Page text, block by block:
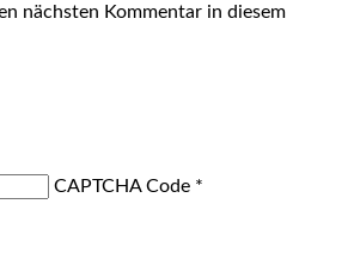
nächsten Kommentar in diesem
CAPTCHA Code *